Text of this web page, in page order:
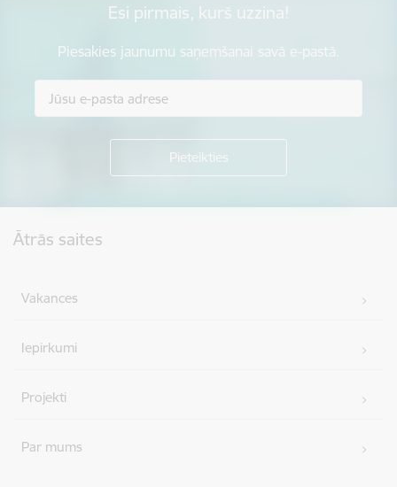
Esi pirmais, kurš uzzina!
Piesakies jaunumu saņemšanai savā e-pastā.
Ātrās saites
Vakances
Iepirkumi
Projekti
Par mums